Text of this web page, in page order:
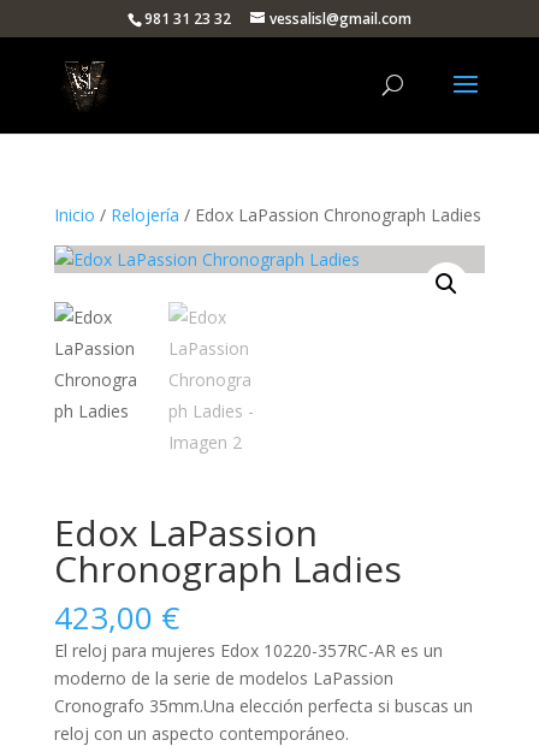
981 31 23 32 vessalisl@gmail.com
Inicio / Relojería / Edox LaPassion Chronograph Ladies
Edox LaPassion
Chronograph Ladies
423,00 €
El reloj para mujeres Edox 10220-357RC-AR es un
moderno de la serie de modelos LaPassion
Cronografo 35mm.Una elección perfecta si buscas un
reloj con un aspecto contemporáneo.